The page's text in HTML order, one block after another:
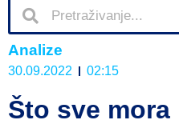
Analize
30.09.2022 02:15
Što sve